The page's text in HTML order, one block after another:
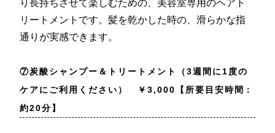
り長持ちさせて楽しむための、美容室専用のヘアト
リートメントです。髪を乾かした時の、滑らかな指
通りが実感できます。
⑦炭酸シャンプー＆トリートメント（3週間に1度の
ケアにご利用ください） ￥3,000【所要目安時間：
約20分】